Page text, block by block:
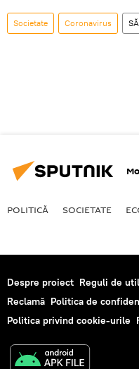
Societate Coronavirus
POLITICĂ SOCIETATE
Despre proiect Reguli de
Reclamă Politica de
Politica privind cookie-urile